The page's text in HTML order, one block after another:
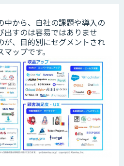
中から、自社の課題や導入の
出すのは容易ではありませ
が、目的別にセグメントされ
ップです。